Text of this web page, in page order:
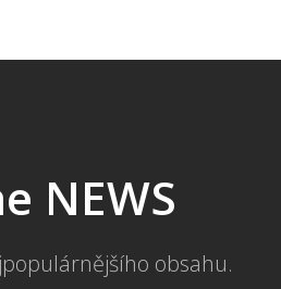
NEWS
obsahu.